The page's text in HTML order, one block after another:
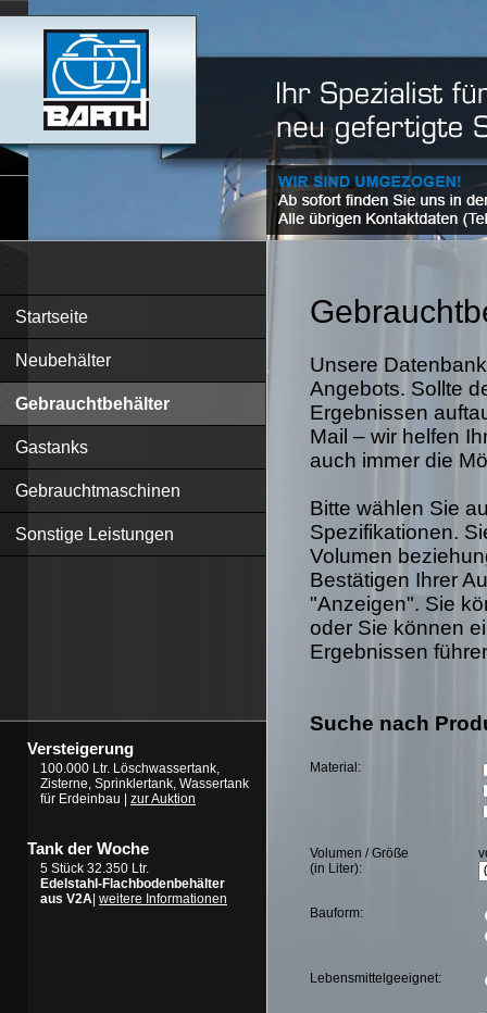
Startseite
Neubehälter
Gebrauchtbehälter
Gastanks
Gebrauchtmaschinen
Sonstige Leistungen
Versteigerung
100.000 Ltr. Löschwassertank,
Zisterne, Sprinklertank, Wassertank
für Erdeinbau | zur Auktion
Tank der Woche
5 Stück 32.350 Ltr.
Edelstahl-Flachbodenbehälter
aus V2A weitere Informationen
Unsere
Angebots. Sollte
Ergebnissen
Mail – wir helfen
auch immer die
Bitte wählen Sie
Spezifikationen.
Volumen
Bestätigen Ihrer
"Anzeigen". Sie
oder Sie können
Ergebnissen
Suche nach
Material:
Volumen / Größe
(in Liter):
Bauform:
Lebensmittelgeeignet: